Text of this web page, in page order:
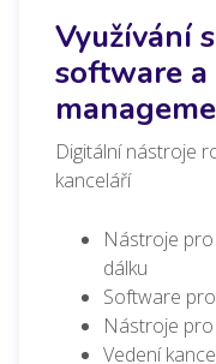
Využívání
software
Digitální nástroje
kanceláří
Nástroje
dálku
Software
Nástroje
Vedení